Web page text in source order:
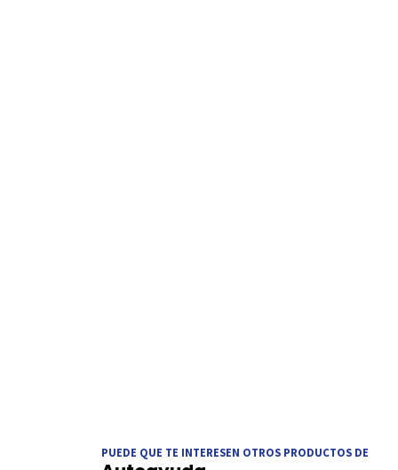
PUEDE QUE TE INTERESEN OTROS PRODUCTOS DE